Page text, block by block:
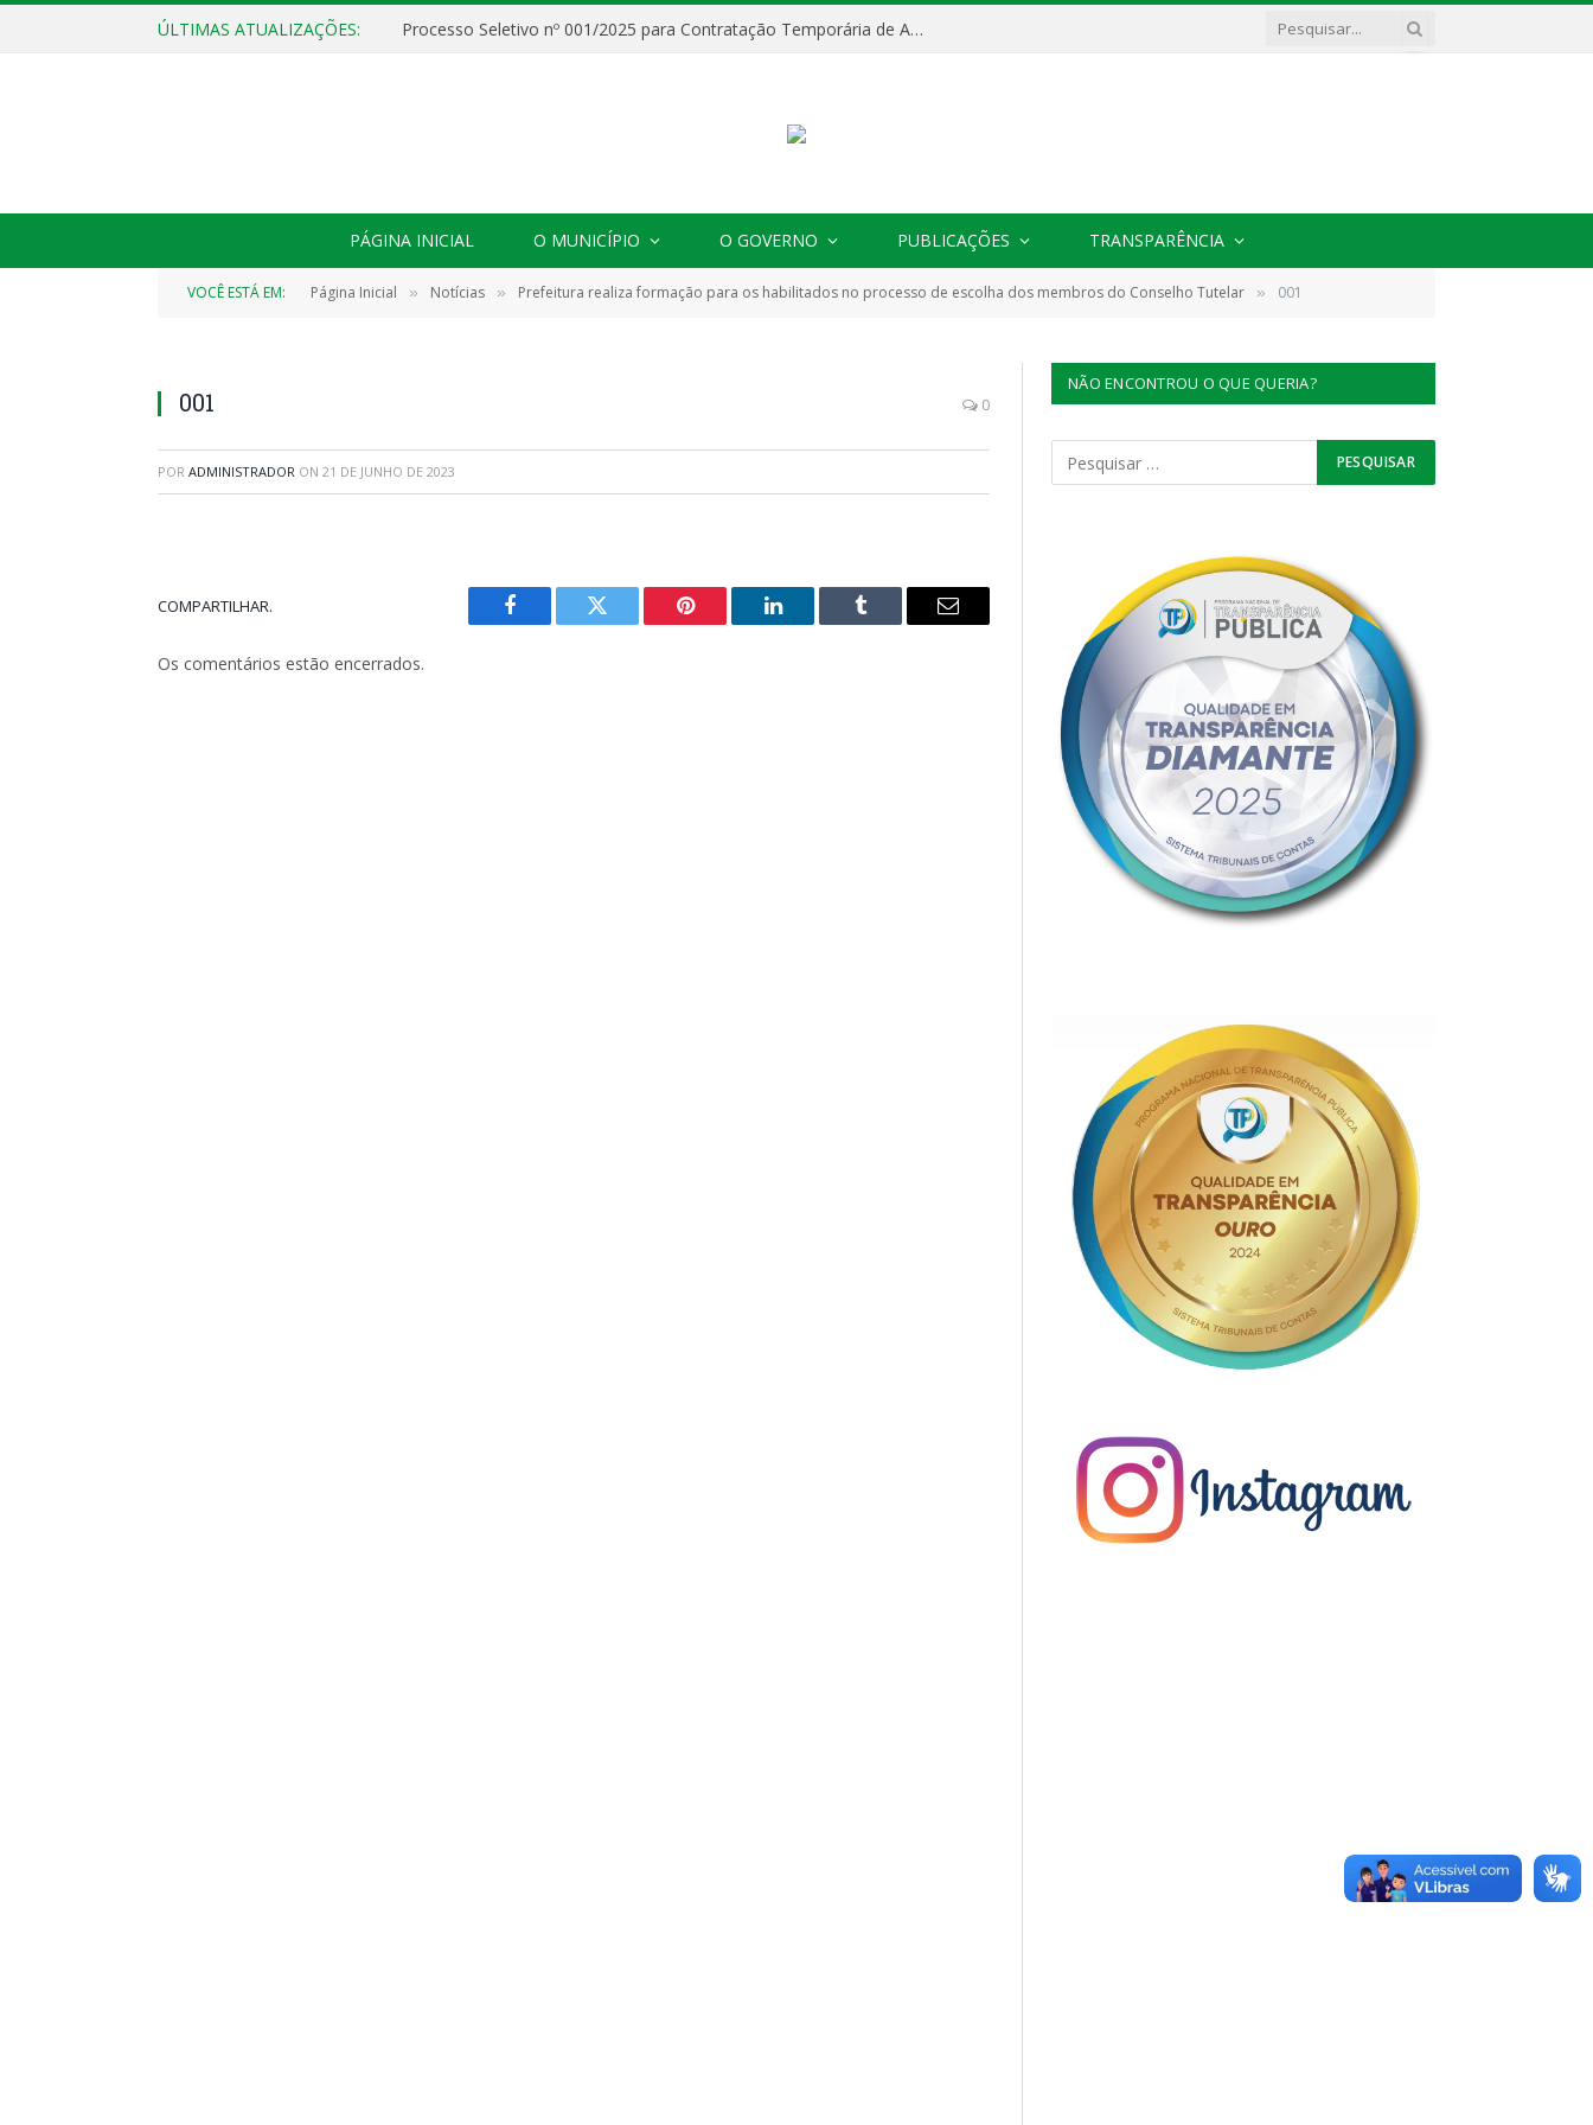
ÚLTIMAS ATUALIZAÇÕES: Processo Seletivo nº 001/2025 para Contratação Temporária de Agentes Comunitários de Saúde (ACS)
PÁGINA INICIAL O MUNICÍPIO O GOVERNO PUBLICAÇÕES TRANSPARÊNCIA
VOCÊ ESTÁ EM: Página Inicial » Notícias » Prefeitura realiza formação para os habilitados no processo de escolha dos membros do Conselho Tutelar » 001
001 0
POR ADMINISTRADOR ON 21 DE JUNHO DE 2023
COMPARTILHAR.
Facebook Twitter Pinterest LinkedIn Tumblr
E-
Os comentários estão encerrados.
NÃO ENCONTROU O QUE QUERIA?